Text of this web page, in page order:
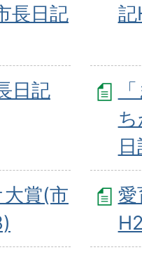
長日記
記
日記
賞(市
愛